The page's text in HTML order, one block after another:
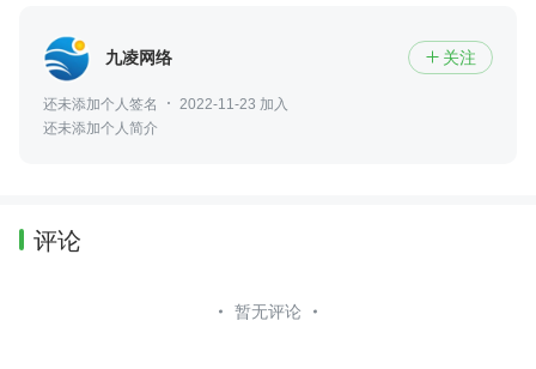
九凌网络  关注
还未添加个人签名
2022-11-23 加入
还未添加个人简介
评论
暂无评论